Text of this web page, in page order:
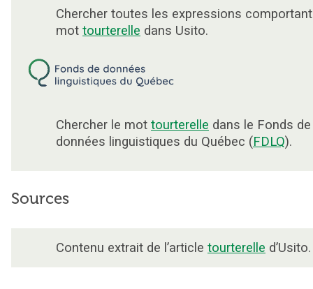
Chercher toutes les expressions
mot tourterelle dans Usito.
Chercher le mot tourterelle dans le Fonds de
données linguistiques du Québec (FDLQ).
Sources
Contenu extrait de l’article tourterelle d’Usito.